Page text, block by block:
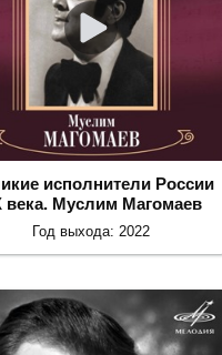
исполнители России
века. Муслим Магомаев
Год выхода: 2022